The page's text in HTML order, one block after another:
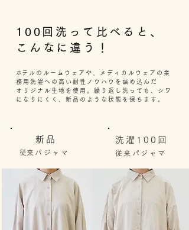
100回洗って比べると、
こんなに違う！
​ホテルのルームウェアや、メディカルウェアの業
務用洗濯への高い耐性ノウハウを詰め込んだ
オリジナル生地を使用。繰り返し洗っても、シワ
になりにくく、新品のような状態を保ちます。
新品
​従来パジャマ
洗濯100回
従来パジャマ